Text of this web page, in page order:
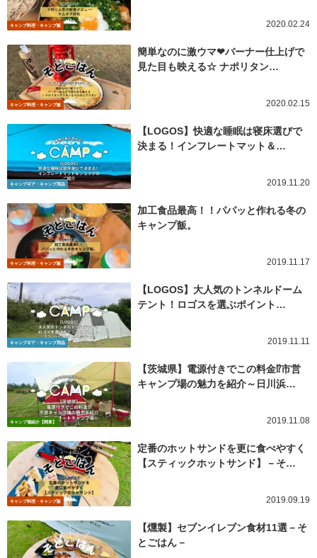
キャンプ料理・キャンプ飯 2020.02.24
キャンプ料理・キャンプ飯
簡単なのに激ウマ❤︎バーナー仕上げで
見た目も映える☆ ナポリタン…
2020.02.15
キャンプギア・キャンプ用品
【LOGOS】快適な睡眠は寝床選びで
決まる！インフレートマット＆…
2019.11.20
キャンプ料理・キャンプ飯
加工食品最高！！パパッと作れる冬の
キャンプ飯。
2019.11.17
キャンプギア・キャンプ用品
【LOGOS】大人気のトンネルドーム
テント！ロゴスを選ぶポイント…
2019.11.11
キャンプ場紹介【関東】
【茨城県】電源付きでこの料金⁉市営
キャンプ場の魅力を紹介～日川浜…
2019.11.08
キャンプ料理・キャンプ飯
定番のホットサンドを更に食べやすく
【スティックホットサンド】－そ…
2019.09.19
【燻製】セブンイレブン食材11選－そ
とごはん－